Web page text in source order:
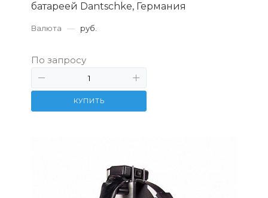
батареей Dantschke, Германия
Валюта — руб.
По запросу
КУПИТЬ